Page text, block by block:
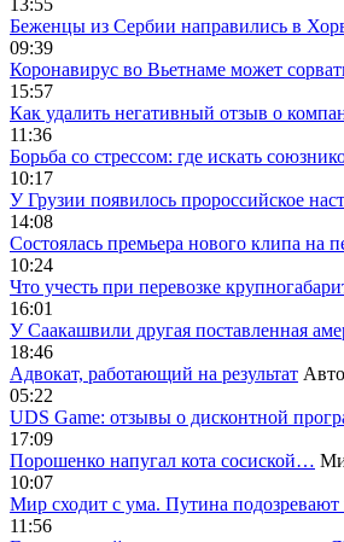
13:55
Беженцы из Сербии направились в
09:39
Коронавирус во Вьетнаме может
15:57
Как удалить негативный отзыв о
11:36
Борьба со стрессом: где искать
10:17
У Грузии появилось пророссийское
14:08
Cостоялась премьера нового клипа
10:24
Что учесть при перевозке
16:01
У Саакашвили другая поставленная
18:46
Адвокат, работающий на результат
05:22
UDS Game: отзывы о дисконтной
17:09
Порошенко напугал кота сосиской…
10:07
Мир сходит с ума. Путина
11:56